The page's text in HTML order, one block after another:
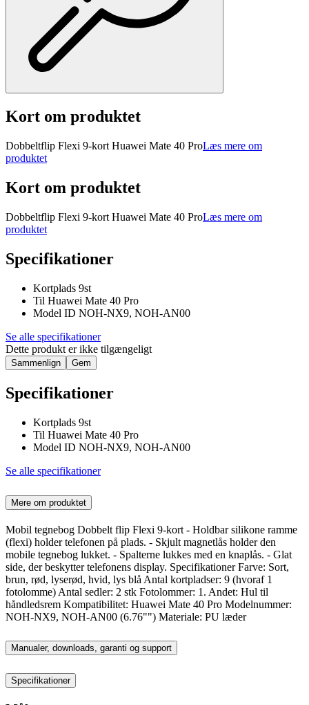
Kort om produktet
Dobbeltflip Flexi 9-kort Huawei Mate 40 ProLæs mere om
produktet
Kort om produktet
Dobbeltflip Flexi 9-kort Huawei Mate 40 ProLæs mere om
produktet
Specifikationer
Kortplads 9st
Til Huawei Mate 40 Pro
Model ID NOH-NX9, NOH-AN00
Se alle specifikationer
Dette produkt er ikke tilgængeligt
Sammenlign Gem
Specifikationer
Kortplads 9st
Til Huawei Mate 40 Pro
Model ID NOH-NX9, NOH-AN00
Se alle specifikationer
Mere om produktet
Mobil tegnebog Dobbelt flip Flexi 9-kort - Holdbar silikone ramme
(flexi) holder telefonen på plads. - Skjult magnetlås holder den
mobile tegnebog lukket. - Spalterne lukkes med en knaplås. - Glat
side, der beskytter telefonens display. Specifikationer Farve: Sort,
brun, rød, lyserød, hvid, lys blå Antal kortpladser: 9 (hvoraf 1
fotolomme) Antal sedler: 2 stk Fotolommer: 1. Andet: Hul til
håndledsrem Kompatibilitet: Huawei Mate 40 Pro Modelnummer:
NOH-NX9, NOH-AN00 (6.76"") Materiale: PU læder
Manualer, downloads, garanti og support
Specifikationer